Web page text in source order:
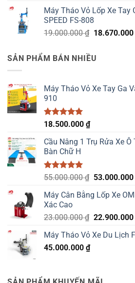
Máy Tháo Vỏ Lốp Xe Tay
SPEED FS-808
19.000.000₫ Giá
là:
19.000.000
18.670.000
SẢN PHẨM BÁN NHIỀU
Máy Tháo Vỏ Xe Tay Ga
910
Được xếp
5 sao
18.500.000 ₫
Cầu Nâng 1 Trụ Rửa Xe
Bàn Chữ H
Được xếp
5 sao
55.000.000₫ Giá
là:
53.000.000
Máy Cân Bằng Lốp Xe
Xác Cao
23.000.000₫ Giá
là:
22.900.000
Máy Tháo Vỏ Xe Du Lịch
45.000.000 ₫